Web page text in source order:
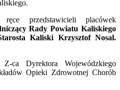
przedstawicieli placówek
Rady Powiatu Kaliskiego
Kaliski Krzysztof Nosal.
ca Dyrektora Wojewódzkiego
Opieki Zdrowotnej Chorób